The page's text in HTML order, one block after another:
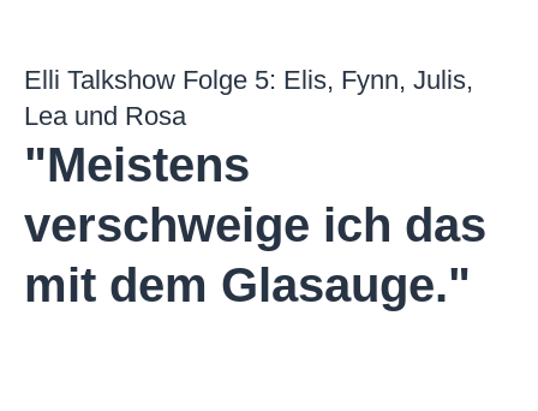
Elli Talkshow Folge 5: Elis, Fynn, Julis,
Lea und Rosa
"Meistens
verschweige ich das
mit dem Glasauge."